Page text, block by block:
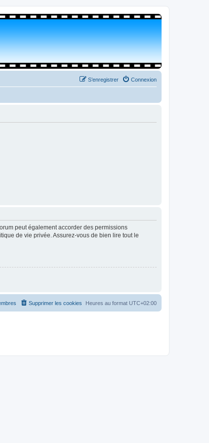
Connexion
S’enregistrer
peut également accorder des permissions
de vie privée. Assurez-vous de bien lire tout le
Heures au format UTC+02:00
Supprimer les cookies